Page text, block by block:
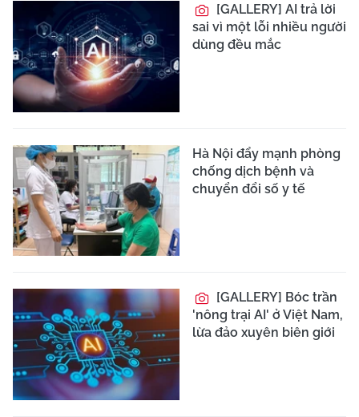
[GALLERY] AI trả lời
sai vì một lỗi nhiều người
dùng đều mắc
Hà Nội đẩy mạnh phòng
chống dịch bệnh và
chuyển đổi số y tế
[GALLERY] Bóc trần
'nông trại AI' ở Việt Nam,
lừa đảo xuyên biên giới